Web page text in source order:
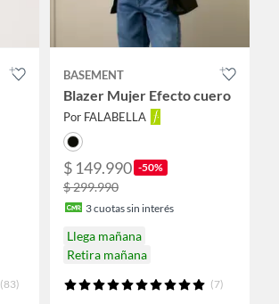
(83)
BASEMENT
Blazer Mujer Efecto cuero
Por FALABELLA
$ 149.990 -50%
$ 299.990
3cuotas sin interés
Llega mañana
Retira mañana
(7)